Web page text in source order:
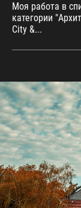
Моя работа в
категории
City &...